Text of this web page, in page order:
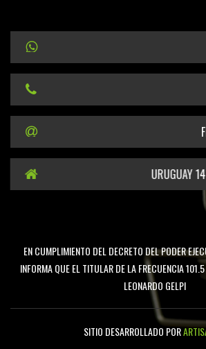
URUGUAY
EN CUMPLIMIENTO DEL DECRETO DEL PODER
INFORMA QUE EL TITULAR DE LA FRECUENCIA
LEONARDO GELPI
SITIO DESARROLLADO POR